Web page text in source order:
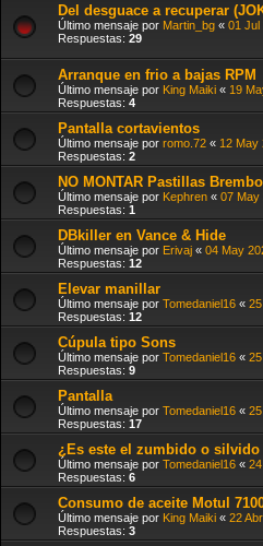
Del desguace a recuperar
Último mensaje por Martin_bg « 01 Jul
Respuestas: 29
Arranque en frio a bajas RPM
Último mensaje por King Maiki « 19
Respuestas: 4
Pantalla cortavientos
Último mensaje por romo.72 « 12 May
Respuestas: 2
NO MONTAR Pastillas Brembo
Último mensaje por Kephren « 07 May
Respuestas: 1
DBkiller en Vance & Hide
Último mensaje por Erivaj « 04 May
Respuestas: 12
Elevar manillar
Último mensaje por Tomedaniel16 «
Respuestas: 12
Cúpula tipo Sons
Último mensaje por Tomedaniel16 «
Respuestas: 9
Pantalla
Último mensaje por Tomedaniel16 «
Respuestas: 17
¿Es este el zumbido o
Último mensaje por Tomedaniel16 «
Respuestas: 6
Consumo de aceite Motul
Último mensaje por King Maiki « 22
Respuestas: 3